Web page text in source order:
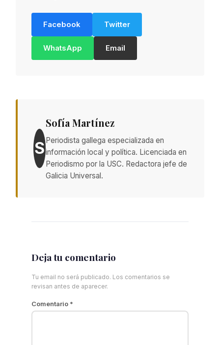
Facebook Twitter
WhatsApp Email
S
Sofía Martínez
Periodista gallega especializada en
información local y política. Licenciada en
Periodismo por la USC. Redactora jefe de
Galicia Universal.
Deja tu comentario
Tu email no será publicado. Los comentarios se
revisan antes de aparecer.
Comentario *